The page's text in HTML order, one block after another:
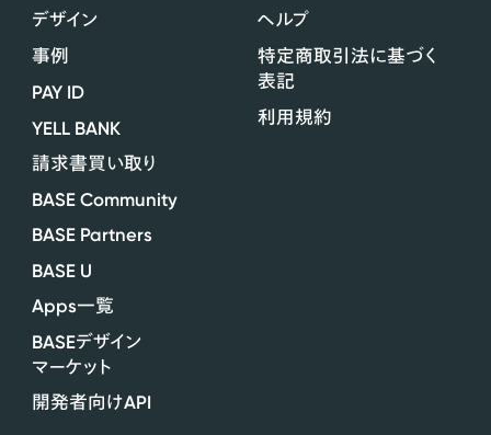
デザイン
事例
PAY ID
YELL BANK
請求書買い取り
BASE Community
BASE Partners
BASE U
Apps一覧
BASEデザイン
マーケット
開発者向けAPI
ヘルプ
特定商取引法に基づく
表記
利用規約